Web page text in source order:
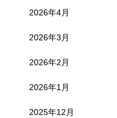
2026年4月
2026年3月
2026年2月
2026年1月
2025年12月